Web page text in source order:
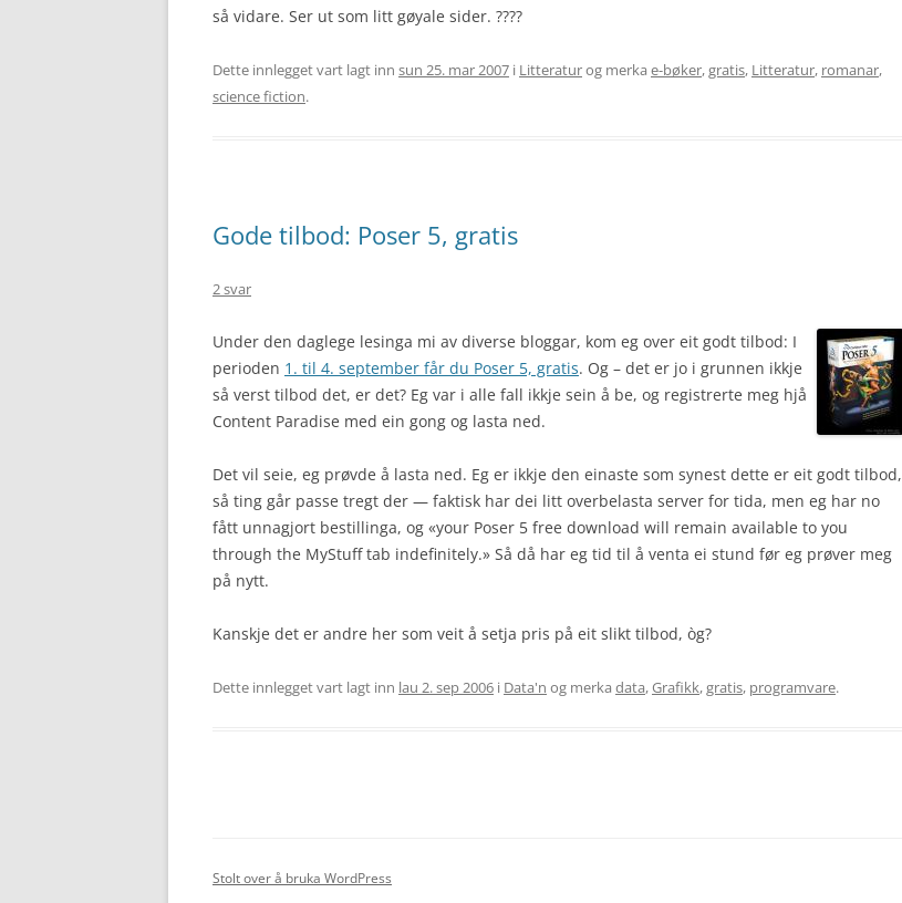
så vidare. Ser ut som litt gøyale sider. ????
Dette innlegget vart lagt inn sun 25. mar 2007 i Litteraturog merka e-bøker,gratis, Litteratur, romanar,
science fiction.
Gode tilbod: Poser 5, gratis
2 svar
Under den daglege lesinga mi av diverse bloggar, kom eg over eit godt tilbod: I
perioden 1. til 4. september får du Poser 5, gratis. Og – det er jo i grunnen ikkje
så verst tilbod det, er det? Eg var i alle fall ikkje sein å be, og registrerte meg hjå
Content Paradise med ein gong og lasta ned.
Det vil seie, eg prøvde å lasta ned. Eg er ikkje den einaste som synest dette er eit godt tilbod,
så ting går passe tregt der — faktisk har dei litt overbelasta server for tida, men eg har no
fått unnagjort bestillinga, og «your Poser 5 free download will remain available to you
through the MyStuff tab indefinitely.» Så då har eg tid til å venta ei stund før eg prøver meg
på nytt.
Kanskje det er andre her som veit å setja pris på eit slikt tilbod, òg?
Dette innlegget vart lagt inn lau 2. sep 2006 i Data'n og merka data,Grafikk,gratis, programvare.
Stolt over å bruka WordPress